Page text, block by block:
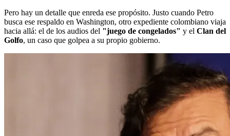
Pero hay un detalle que enreda ese propósito. Justo cuando Petro
busca ese respaldo en Washington, otro expediente colombiano viaja
hacia allá: el de los audios del "juego de congelados" y el Clan del
Golfo, un caso que golpea a su propio gobierno.